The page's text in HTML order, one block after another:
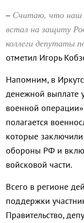
– Считаю, что наш
встал на защиту
коллеги депутаты
отметил Игорь
Напомним, в
денежной выплате
военной
полагается
которые
обороны РФ и
войсковой части.
Всего в регионе
поддержки
Правительство,